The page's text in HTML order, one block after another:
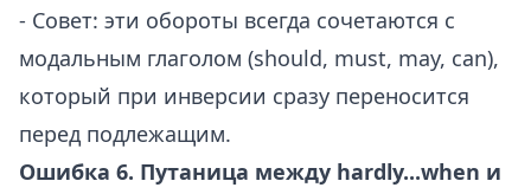
- Совет: эти обороты всегда сочетаются с
модальным глаголом (should, must, may, can),
который при инверсии сразу переносится
перед подлежащим.
Ошибка 6. Путаница между hardly...when и